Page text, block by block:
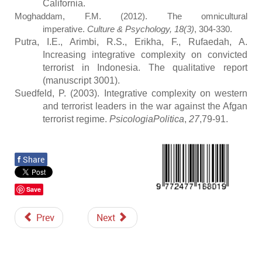
California.
Moghaddam, F.M. (2012). The omnicultural
imperative. Culture & Psychology, 18(3), 304-330.
Putra, I.E., Arimbi, R.S., Erikha, F., Rufaedah, A.
Increasing integrative complexity on convicted
terrorist in Indonesia. The qualitative report
(manuscript 3001).
Suedfeld, P. (2003). Integrative complexity on western
and terrorist leaders in the war against the Afgan
terrorist regime. PsicologiaPolitica, 27,79-91.
f Share
Save
Prev Next